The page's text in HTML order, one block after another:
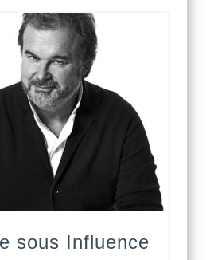
sous Influence